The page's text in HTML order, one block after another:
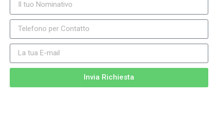
Invia Richiesta